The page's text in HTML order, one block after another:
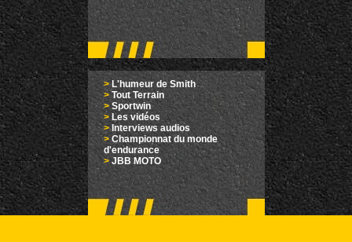
>L'humeur de Smith
> Tout Terrain
> Sportwin
> Les vidéos
> Interviews audios
>Championnat du monde
d'endurance
> JBB MOTO